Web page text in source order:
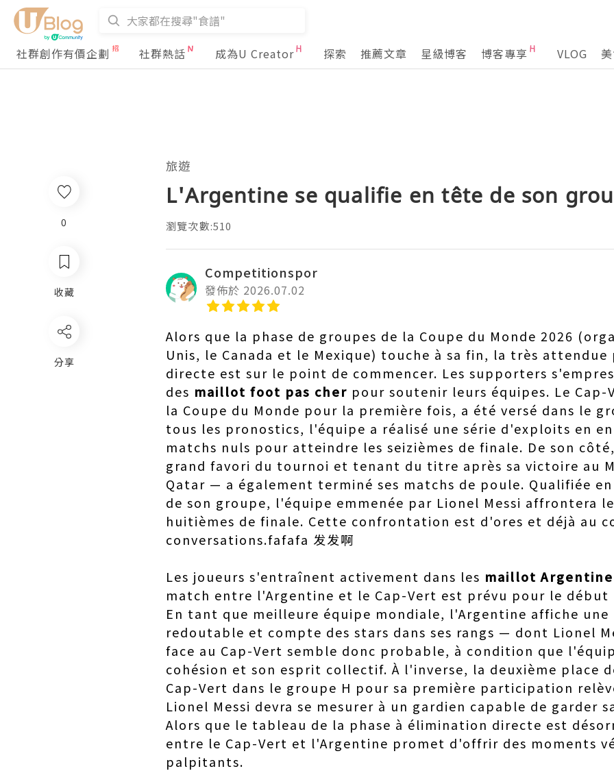
社群創作有價企劃 社群熱話 成為U Creator 探索 推薦文章 星級博客 博客專享 VLOG
旅遊
L'Argentine se qualifie en tête de son
瀏覽次數:510
Competitionspor
發佈於 2026.07.02
Alors que la phase de groupes de la Coupe du Monde 2026
Unis, le Canada et le Mexique) touche à sa fin, la très
directe est sur le point de commencer. Les supporters
des maillot foot pas cher pour soutenir leurs équipes. Le
la Coupe du Monde pour la première fois, a été versé dans le
tous les pronostics, l'équipe a réalisé une série d'exploits en
matchs nuls pour atteindre les seizièmes de finale. De son
grand favori du tournoi et tenant du titre après sa victoire au
Qatar — a également terminé ses matchs de poule. Qualifiée
de son groupe, l'équipe emmenée par Lionel Messi affrontera
huitièmes de finale. Cette confrontation est d'ores et déjà au
conversations.fafafa 发发啊
Les joueurs s'entraînent activement dans les maillot Argentine
match entre l'Argentine et le Cap-Vert est prévu pour le
En tant que meilleure équipe mondiale, l'Argentine affiche une
redoutable et compte des stars dans ses rangs — dont Lionel
face au Cap-Vert semble donc probable, à condition que
cohésion et son esprit collectif. À l'inverse, la deuxième place
Cap-Vert dans le groupe H pour sa première participation
Lionel Messi devra se mesurer à un gardien capable de garder
Alors que le tableau de la phase à élimination directe est
entre le Cap-Vert et l'Argentine promet d'offrir des moments
palpitants.
0
收藏
分享